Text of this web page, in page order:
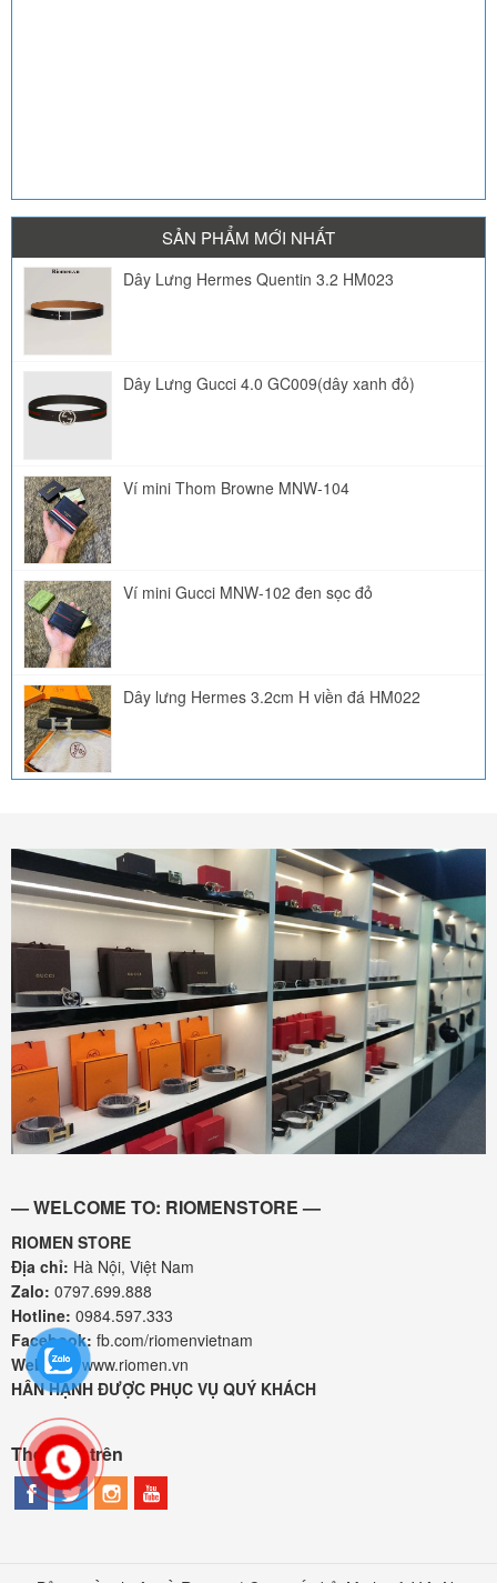
SẢN PHẨM MỚI NHẤT
Dây Lưng Hermes Quentin 3.2 HM023
Dây Lưng Gucci 4.0 GC009(dây xanh đỏ)
Ví mini Thom Browne MNW-104
Ví mini Gucci MNW-102 đen sọc đỏ
Dây lưng Hermes 3.2cm H viền đá HM022
— WELCOME TO: RIOMENSTORE —
RIOMEN STORE
Địa chỉ: Hà Nội, Việt Nam
Zalo: 0797.699.888
Hotline: 0984.597.333
Facebook: fb.com/riomenvietnam
Website: www.riomen.vn
HÂN HẠNH ĐƯỢC PHỤC VỤ QUÝ KHÁCH
Theo dõi trên